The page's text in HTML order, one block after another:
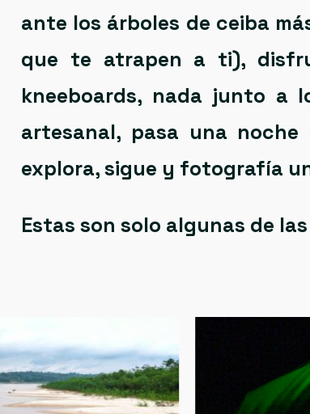
ante los árboles de ceiba
que te atrapen a ti),
kneeboards, nada junto a
artesanal, pasa una
explora, sigue y fotografía
Estas son solo algunas de